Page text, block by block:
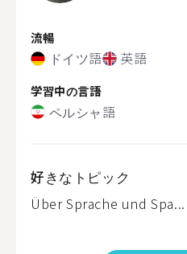
流暢
ドイツ語 英語
学習中の言語
ペルシャ語
好きなトピック
Über Sprache und Spa...